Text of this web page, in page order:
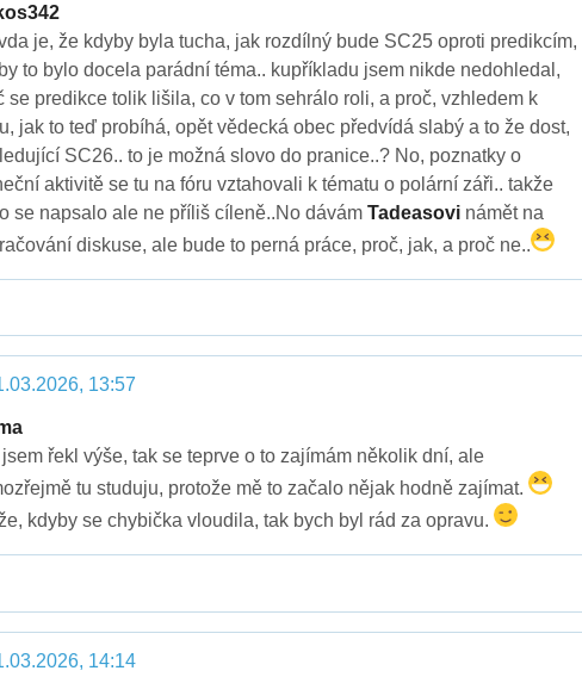
je, že kdyby byla tucha, jak rozdílný bude SC25 oproti predikcím,
to bylo docela parádní téma.. kupříkladu jsem nikde nedohledal,
se predikce tolik lišila, co v tom sehrálo roli, a proč, vzhledem k
jak to teď probíhá, opět vědecká obec předvídá slabý a to že dost,
SC26.. to je možná slovo do pranice..? No, poznatky o
aktivitě se tu na fóru vztahovali k tématu o polární záři.. takže
se napsalo ale ne příliš cíleně..No dávám Tadeasovinámět na
diskuse, ale bude to perná práce, proč, jak, a proč ne..
13:57
řekl výše, tak se teprve o to zajímám několik dní, ale
tu studuju, protože mě to začalo nějak hodně zajímat.
kdyby se chybička vloudila, tak bych byl rád za opravu.
14:14